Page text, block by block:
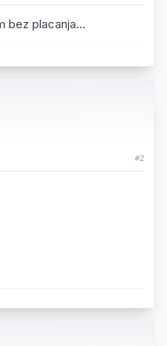
bez placanja...
#2